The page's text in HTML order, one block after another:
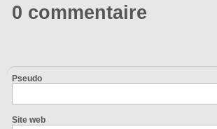
0 commentaire
Pseudo
Site web